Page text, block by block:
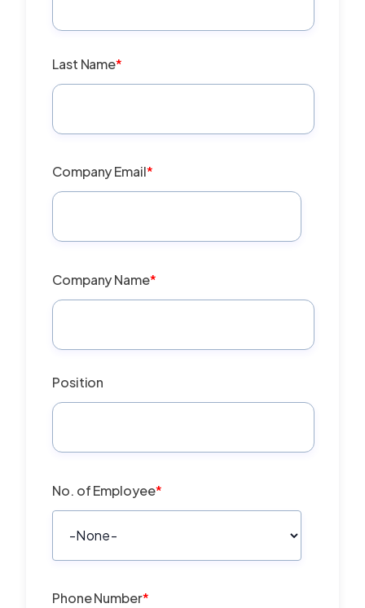
Last Name*
Company Email*
Company Name*
Position
No. of Employee*
Phone Number*